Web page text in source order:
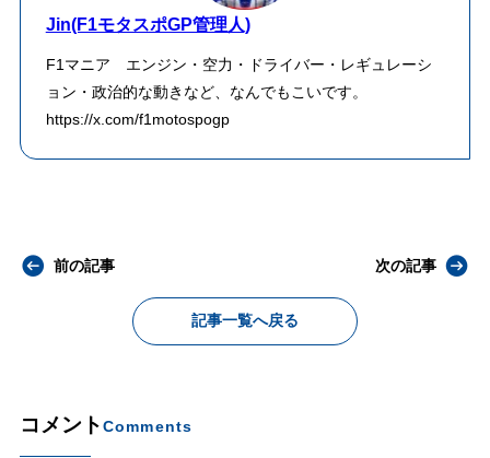
Jin(F1モタスポGP管理人)
F1マニア エンジン・空力・ドライバー・レギュレーシ
ョン・政治的な動きなど、なんでもこいです。
https://x.com/f1motospogp
前の記事
記事一覧へ戻る
次の記事
コメントComments